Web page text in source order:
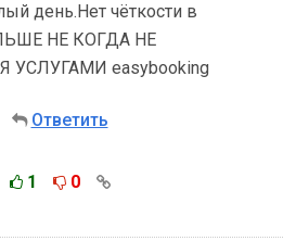
день.Нет чёткости в
НЕ КОГДА НЕ
УСЛУГАМИ easybooking
Ответить
1 0